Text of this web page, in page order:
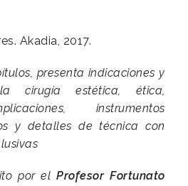
Akadia, 2017.
presenta indicaciones y
cirugía estética, ética,
instrumentos
y detalles de técnica con
por elProfesor Fortunato